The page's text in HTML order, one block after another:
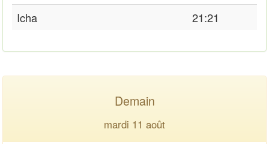
Icha
21:21
Demain
mardi 11 août